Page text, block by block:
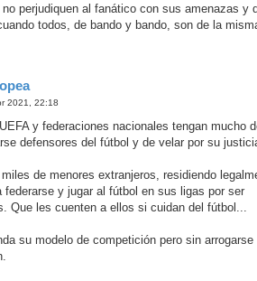
perjudiquen al fanático con sus amenazas y
todos, de bando y bando, son de la
2021, 22:18
y federaciones nacionales tengan mucho
defensores del fútbol y de velar por su
de menores extranjeros, residiendo
federarse y jugar al fútbol en sus ligas por ser
Que les cuenten a ellos si cuidan del fútbol...
su modelo de competición pero sin arrogarse